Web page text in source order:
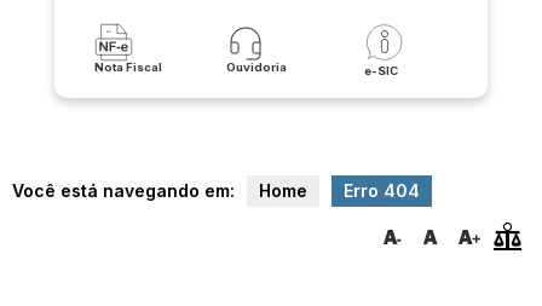
Nota Fiscal Ouvidoria e-SIC
Você está navegando em: Home Erro 404